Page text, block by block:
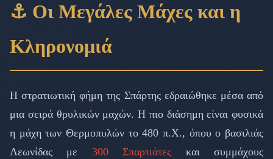
⚓ Οι Μεγάλες Μάχες και η
Κληρονομιά
Η στρατιωτική φήμη της Σπάρτης εδραιώθηκε μέσα από
μια σειρά θρυλικών μαχών. Η πιο διάσημη είναι φυσικά
η μάχη των Θερμοπυλών το 480 π.Χ., όπου ο βασιλιάς
Λεωνίδας με 300 Σπαρτιάτες και συμμάχους